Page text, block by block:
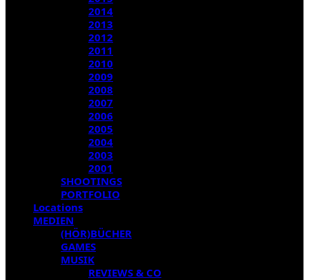
2014
2013
2012
2011
2010
2009
2008
2007
2006
2005
2004
2003
2001
SHOOTINGS
PORTFOLIO
Locations
MEDIEN
(HÖR)BÜCHER
GAMES
MUSIK
REVIEWS & CO